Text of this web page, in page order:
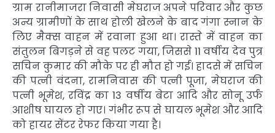
ग्राम रानीमाजरा निवासी मेघराज अपने परिवार और कुछ
अन्य ग्रामीणों के साथ होली खेलने के बाद गंगा स्नान के
लिए मैक्स वाहन में रवाना हुआ था। रास्ते में वाहन का
संतुलन बिगड़ने से वह पलट गया, जिससे 11 वर्षीय देव पुत्र
सचिन कुमार की मौके पर ही मौत हो गई। हादसे में सचिन
की पत्नी वंदना, रामनिवास की पत्नी पूजा, मेघराज की
पत्नी भूमेश, रविंद्र का 13 वर्षीय बेटा आदि और सोनू उर्फ
आशीष घायल हो गए। गंभीर रूप से घायल भूमेश और आदि
को हायर सेंटर रेफर किया गया है।